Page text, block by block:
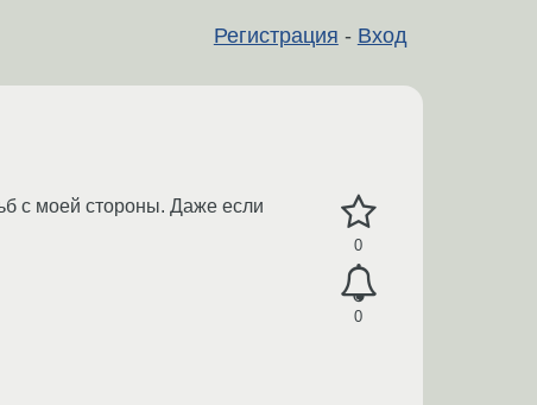
Регистрация - Вход
0
0
с моей стороны. Даже если